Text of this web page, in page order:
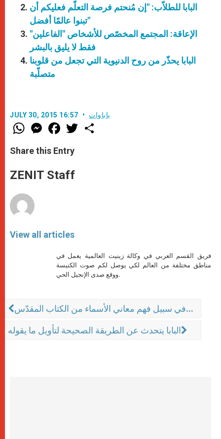
البابا للطلاّب: "إن مُنحتم فرصة التعلّم فعليكم أن
تبنوا عالمًا أفضل"
الإعاقة: المجتمع المخصّص للأشخاص "الفاعلين"
فقط لا يليق بالبشر
البابا يحذّر من روح الدنيوية التي تجعل من قلوبنا
متصلّبة
JULY 30, 2015 16:57 باباوات
W
h
t
s
p
p
M
e
s
e
g
e
F
a
e
b
o
k
T
w
Share this Entry
ZENIT Staff
View all articles
فريق القسم العربي في وكالة زينيت العالمية يعمل في
مناطق مختلفة من العالم لكي يوصل لكم صوت الكنيسة
ووقع صدى الإنجيل الحي.
في سبيل فهم معاني الأسماء من الكتاب المقدّس...
البابا يتحدث عن الطريقة الصحيحة لتأويل ما يقوله